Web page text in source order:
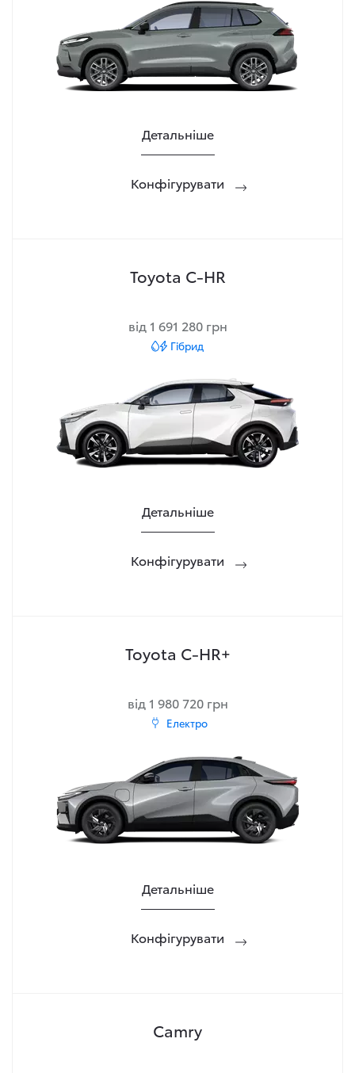
Детальніше
Конфігурувати
Toyota C-HR
від 1 691 280 грн
Гібрид
Детальніше
Конфігурувати
Toyota C-HR+
від 1 980 720 грн
Електро
Детальніше
Конфігурувати
Camry